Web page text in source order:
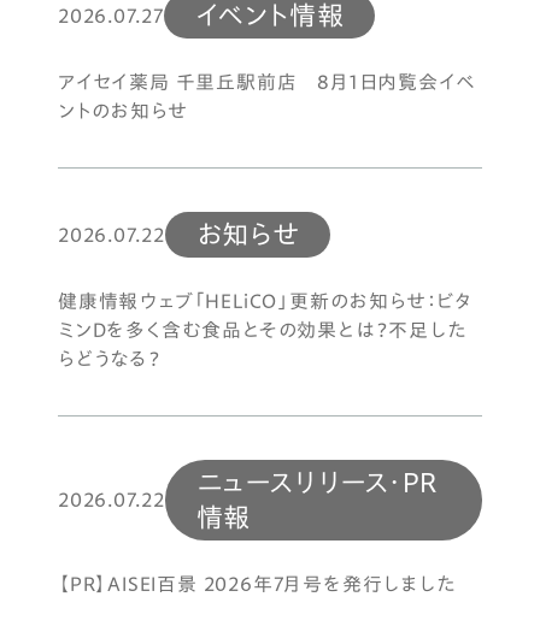
2026.07.27 イベント情報
アイセイ薬局 千里丘駅前店 8月1日内覧会イベ
ントのお知らせ
2026.07.22 お知らせ
健康情報ウェブ「HELiCO」更新のお知らせ：ビタ
ミンDを多く含む食品とその効果とは？不足した
らどうなる？
2026.07.22
ニュースリリース・PR
情報
【PR】AISEI百景 2026年7月号を発行しました